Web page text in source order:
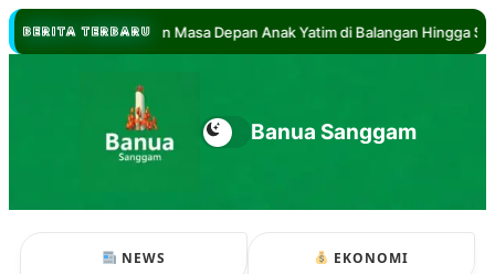
BERITA TERBARU
Hadi Jamin Masa Depan Anak Yatim di Balangan Hingga Sarjana //
Banua Sanggam
NEWS EKONOMI